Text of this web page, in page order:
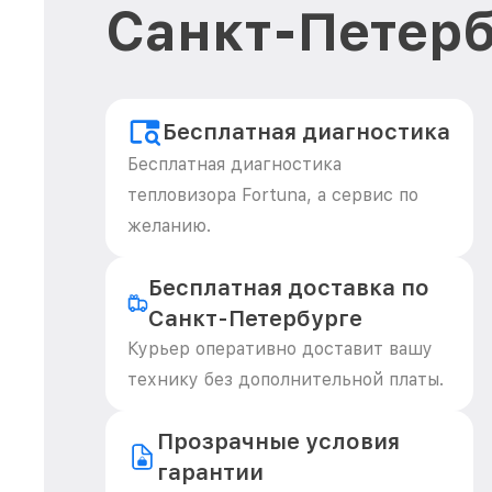
Санкт-
Бесплатная диагностика
Бесплатная диагностика
тепловизора Fortuna, а сервис по
желанию.
Бесплатная доставка по
Санкт-Петербурге
Курьер оперативно доставит вашу
технику без дополнительной платы.
Прозрачные условия
гарантии